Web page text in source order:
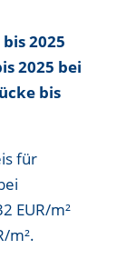
bis2025
2025 bei
bis
für
EUR/m²
m².